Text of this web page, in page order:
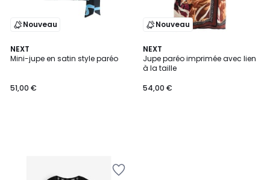
Nouveau
NEXT
Mini-jupe en satin style paréo
51,00 €
Nouveau
NEXT
Jupe paréo imprimée avec lien
à la taille
54,00 €